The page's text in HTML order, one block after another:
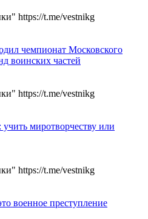
https://t.me/vestnikg
чемпионат Московского
воинских частей
https://t.me/vestnikg
миротворчеству или
https://t.me/vestnikg
военное преступление